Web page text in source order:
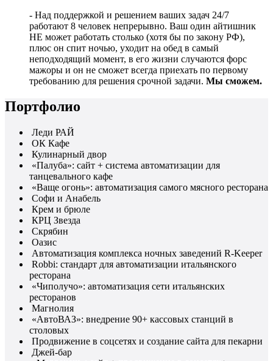
- Над поддержкой и решением ваших задач 24/7
работают 8 человек непрерывно. Ваш один айтишник
НЕ может работать столько (хотя бы по закону РФ),
плюс он спит ночью, уходит на обед в самый
неподходящий момент, в его жизни случаются форс
мажоры и он не сможет всегда приехать по первому
требованию для решения срочной задачи. Мы сможем.
Портфолио
Леди РАЙ
ОК Кафе
Кулинарный двор
«Палуба»: сайт + система автоматизации для
танцевального кафе
«Ваще огонь»: автоматизация самого мясного ресторана
Софи и Анабель
Крем и брюле
КРЦ Звезда
Скрябин
Оазис
Автоматизация комплекса ночных заведений R-Keeper
Robbi: стандарт для автоматизации итальянского
ресторана
«Чиполучо»: автоматизация сети итальянских
ресторанов
Магнолия
«АвтоВАЗ»: внедрение 90+ кассовых станций в
столовых
Продвижение в соцсетях и создание сайта для пекарни
Джей-бар